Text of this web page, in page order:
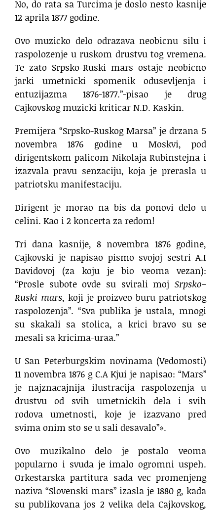
No, do rata sa Turcima je doslo nesto kasnije
12 aprila 1877 godine.
Ovo muzicko delo odrazava neobicnu silu i
raspolozenje u ruskom drustvu tog vremena.
Te zato Srpsko-Ruski mars ostaje neobicno
jarki umetnicki spomenik odusevljenja i
entuzijazma 1876-1877.”-pisao je drug
Cajkovskog muzicki kriticar N.D. Kaskin.
Premijera “Srpsko-Ruskog Marsa” je drzana 5
novembra 1876 godine u Moskvi, pod
dirigentskom palicom Nikolaja Rubinstejna i
izazvala pravu senzaciju, koja je prerasla u
patriotsku manifestaciju.
Dirigent je morao na bis da ponovi delo u
celini. Kao i 2 koncerta za redom!
Tri dana kasnije, 8 novembra 1876 godine,
Cajkovski je napisao pismo svojoj sestri A.I
Davidovoj (za koju je bio veoma vezan):
“Prosle subote ovde su svirali moj Srpsko–
Ruski mars, koji je proizveo buru patriotskog
raspolozenja”. “Sva publika je ustala, mnogi
su skakali sa stolica, a krici bravo su se
mesali sa kricima-uraa.”
U San Peterburgskim novinama (Vedomosti)
11 novembra 1876 g C.A Kjui je napisao: “Mars”
je najznacajnija ilustracija raspolozenja u
drustvu od svih umetnickih dela i svih
rodova umetnosti, koje je izazvano pred
svima onim sto se u sali desavalo”».
Ovo muzikalno delo je postalo veoma
popularno i svuda je imalo ogromni uspeh.
Orkestarska partitura sada vec promenjeng
naziva “Slovenski mars” izasla je 1880 g, kada
su publikovana jos 2 velika dela Cajkovskog,